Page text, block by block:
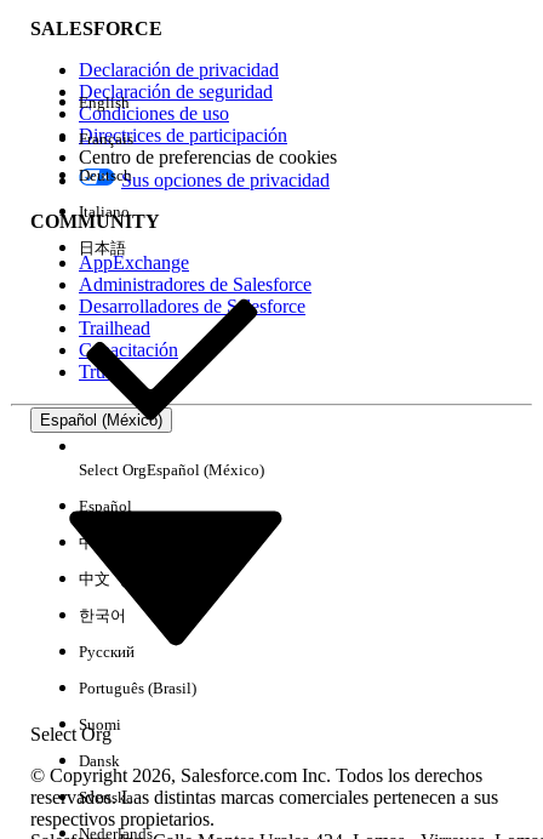
Repercusión de función
Edición
Experiencia
No hay resultados
SALESFORCE
Declaración de privacidad
Declaración de seguridad
Condiciones de uso
Directrices de participación
Centro de preferencias de cookies
Sus opciones de privacidad
COMMUNITY
AppExchange
Administradores de Salesforce
Desarrolladores de Salesforce
Trailhead
Capacitación
Trust
Español (México)
Select Org
English
Français
Deutsch
Italiano
日本語
Select OrgEspañol (México)
Español
中文（简体）
中文（繁體）
한국어
Русский
Português (Brasil)
Suomi
Dansk
Svenska
Nederlands
© Copyright 2026, Salesforce.com Inc. Todos los derechos
reservados. Las distintas marcas comerciales pertenecen a sus
respectivos propietarios.